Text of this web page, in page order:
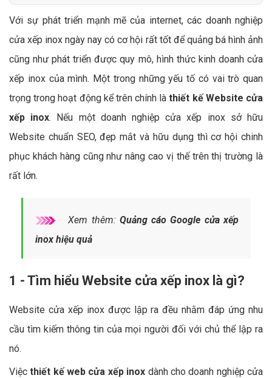
Với sự phát triển mạnh mẽ của internet, các doanh nghiệp
cửa xếp inox ngày nay có cơ hội rất tốt để quảng bá hình ảnh
cũng như phát triển được quy mô, hình thức kinh doanh cửa
xếp inox của mình. Một trong những yếu tố có vai trò quan
trọng trong hoạt động kể trên chính làthiết kế Website cửa
xếp inox. Nếu một doanh nghiệp cửa xếp inox sở hữu
Website chuẩn SEO, đẹp mắt và hữu dụng thì cơ hội chinh
phục khách hàng cũng như nâng cao vị thế trên thị trường là
rất lớn.
Xem thêm: Quảng cáo Google cửa xếp
inox hiệu quả
1 - Tìm hiểu Website cửa xếp inox là gì?
Website cửa xếp inox được lập ra đều nhằm đáp ứng nhu
cầu tìm kiếm thông tin của mọi người đối với chủ thể lập ra
nó.
Việcthiết kế web cửa xếp inox dành cho doanh nghiệp cửa